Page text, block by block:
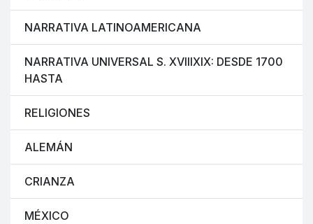
NARRATIVA LATINOAMERICANA
NARRATIVA UNIVERSAL S. XVIIIXIX: DESDE 1700
HASTA
RELIGIONES
ALEMÁN
CRIANZA
MÉXICO